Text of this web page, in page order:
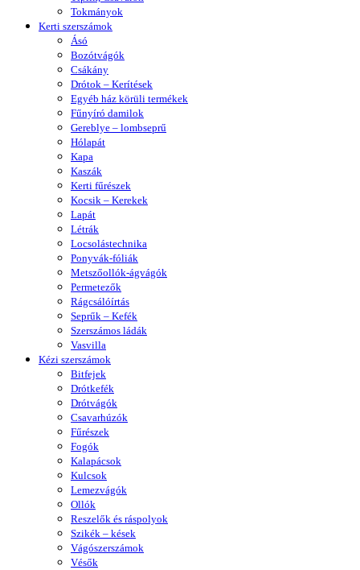
Tokmányok
Kerti szerszámok
Ásó
Bozótvágók
Csákány
Drótok – Kerítések
Egyéb ház körüli termékek
Fűnyíró damilok
Gereblye – lombseprű
Hólapát
Kapa
Kaszák
Kerti fűrészek
Kocsik – Kerekek
Lapát
Létrák
Locsolástechnika
Ponyvák-fóliák
Metszőollók-ágvágók
Permetezők
Rágcsálóírtás
Seprűk – Kefék
Szerszámos ládák
Vasvilla
Kézi szerszámok
Bitfejek
Drótkefék
Drótvágók
Csavarhúzók
Fűrészek
Fogók
Kalapácsok
Kulcsok
Lemezvágók
Ollók
Reszelők és ráspolyok
Szikék – kések
Vágószerszámok
Vésők